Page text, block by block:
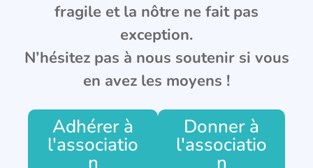
fragile et la nôtre ne fait pas
exception.
N’hésitez pas à nous soutenir si vous
en avez les moyens !
Adhérer à
l'associatio
n
Donner à
l'associatio
n